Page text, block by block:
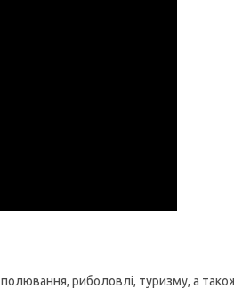
риболовлі, туризму, а